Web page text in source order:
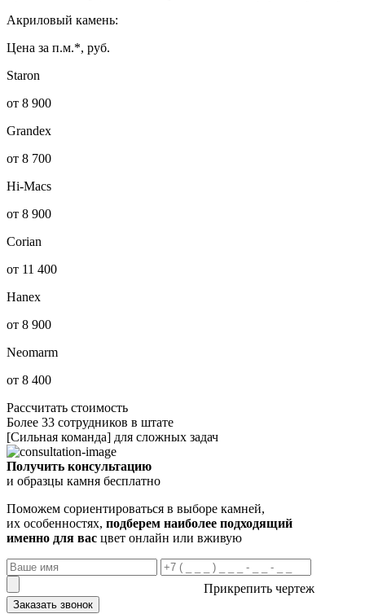
Акриловый камень:
Цена за п.м.*, руб.
Staron
от 8 900
Grandex
от 8 700
Hi-Macs
от 8 900
Corian
от 11 400
Hanex
от 8 900
Neomarm
от 8 400
Рассчитать стоимость
Более 33 сотрудников в штате
[Сильная команда] для сложных задач
Получить консультацию
и образцы камня бесплатно
Поможем сориентироваться в выборе камней,
их особенностях, подберем наиболее подходящий
именно для вас цвет онлайн или вживую
Прикрепить чертеж
Заказать звонок